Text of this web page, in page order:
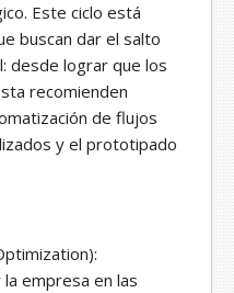
Este ciclo está
buscan dar el salto
desde lograr que los
recomienden
de flujos
y el prototipado
empresa en las